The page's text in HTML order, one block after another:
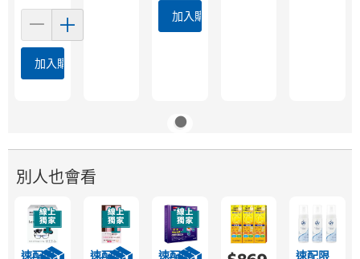
加入購物車
加入購物車
別人也會看
速配限
速配限
速配限
速配限